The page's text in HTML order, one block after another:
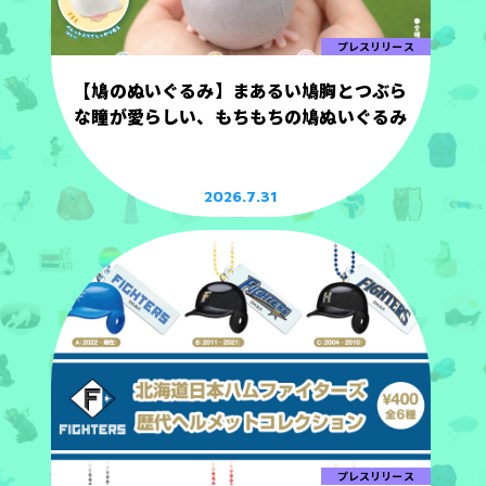
プレスリリース
【鳩のぬいぐるみ】まあるい鳩胸とつぶら
な瞳が愛らしい、もちもちの鳩ぬいぐるみ
2026.7.31
プレスリリース